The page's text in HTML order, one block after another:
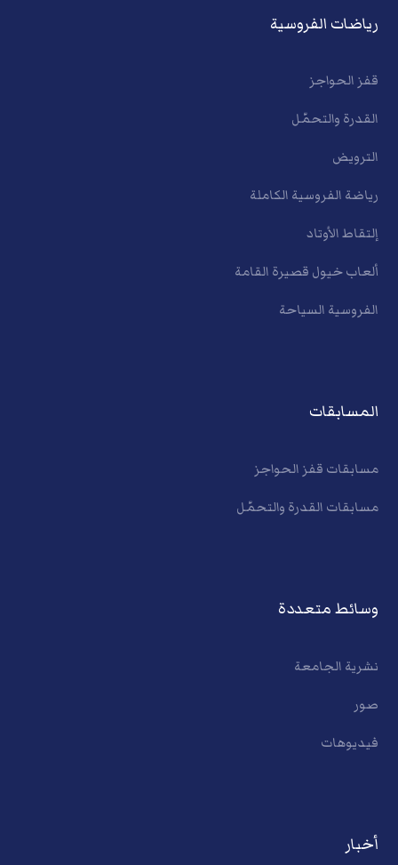
رياضات الفروسية
قفز الحواجز
القدرة والتحمّل
الترويض
رياضة الفروسية الكاملة
إلتقاط الأوتاد
ألعاب خيول قصيرة القامة
الفروسية السياحة
المسابقات
مسابقات قفز الحواجز
مسابقات القدرة والتحمّل
وسائط متعددة
نشرية الجامعة
صور
فيديوهات
أخبار